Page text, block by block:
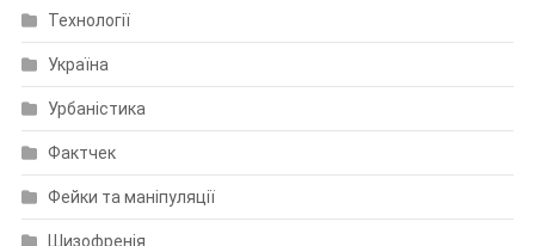
Технології
Україна
Урбаністика
Фактчек
Фейки та маніпуляції
Шизофренія